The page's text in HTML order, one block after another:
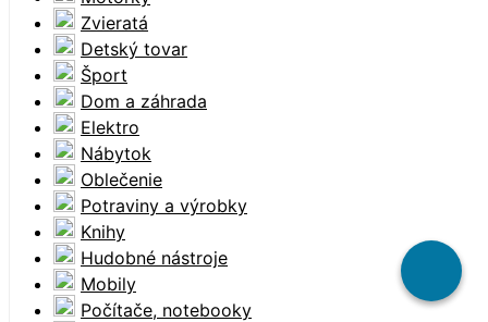
Zvieratá
Detský tovar
Šport
Dom a záhrada
Elektro
Nábytok
Oblečenie
Potraviny a výrobky
Knihy
Hudobné nástroje
Mobily
Počítače, notebooky